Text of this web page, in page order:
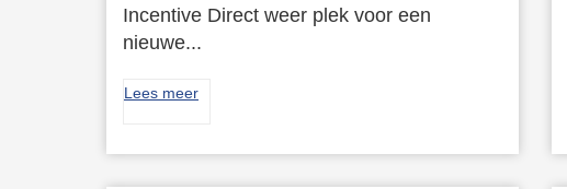
Incentive Direct weer plek voor een
nieuwe...
Lees meer